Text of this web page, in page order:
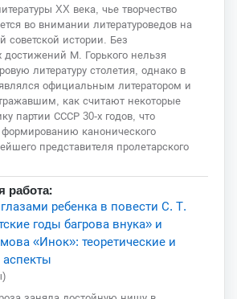
XX века, чье творчество
во внимании литературоведов на
советской истории. Без
достижений М. Горького нельзя
литературу столетия, однако в
официальным литератором и
как считают некоторые
партии СССР 30-х годов, что
формированию канонического
представителя пролетарского
работа:
ребенка в повести С. Т.
годы багрова внука» и
«Инок»: теоретические и
аспекты